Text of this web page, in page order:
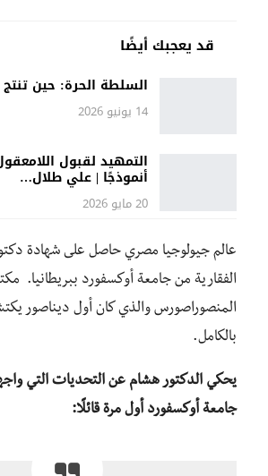
قد يعجبك أيضًا
السلطة الحرة: حين
14 يونيو 2026
التمهيد لقبول
أنموذجًا | علي طلال…
20 مايو 2026
عالم جيولوجيا مصري حاصل على شهادة
الفقارية من جامعة أوكسفورد ببريطانيا.
المنصوراصورس والذي كان أول ديناصور
بالكامل.
يحكي الدكتور هشام عن التحديات التي
جامعة أوكسفورد أول مرة قائلًا: